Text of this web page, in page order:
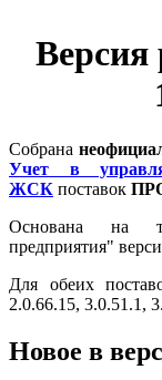
Версия
Собрана
Учет в
ЖСК поставок
Основана на
предприятия"
Для обеих
2.0.66.15, 3.0.51.1,
Новое в